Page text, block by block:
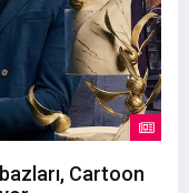
Cartoon